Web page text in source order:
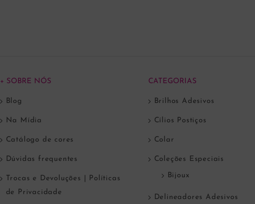
+ SOBRE NÓS
Blog
Na Mídia
Catálogo de cores
Dúvidas frequentes
Trocas e Devoluções | Políticas
de Privacidade
CATEGORIAS
Brilhos Adesivos
Cílios Postiços
Colar
Coleções Especiais
Bijoux
Delineadores Adesivos